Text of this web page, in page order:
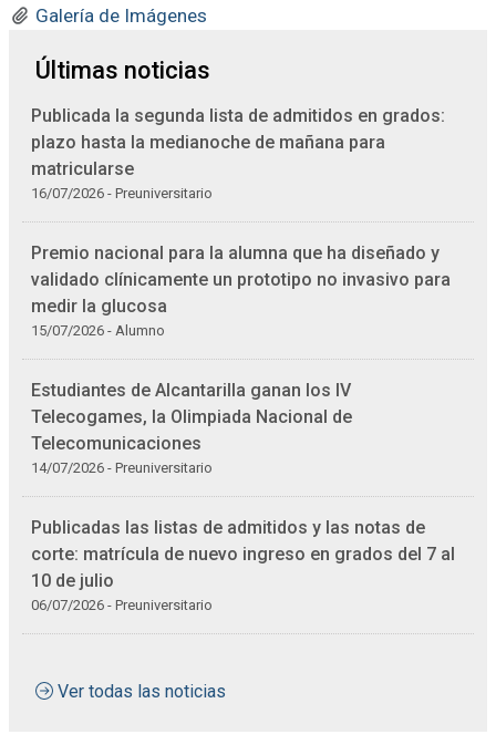
Galería de Imágenes
Últimas noticias
Publicada la segunda lista de admitidos en grados:
plazo hasta la medianoche de mañana para
matricularse
16/07/2026 - Preuniversitario
Premio nacional para la alumna que ha diseñado y
validado clínicamente un prototipo no invasivo para
medir la glucosa
15/07/2026 - Alumno
Estudiantes de Alcantarilla ganan los IV
Telecogames, la Olimpiada Nacional de
Telecomunicaciones
14/07/2026 - Preuniversitario
Publicadas las listas de admitidos y las notas de
corte: matrícula de nuevo ingreso en grados del 7 al
10 de julio
06/07/2026 - Preuniversitario
Ver todas las noticias